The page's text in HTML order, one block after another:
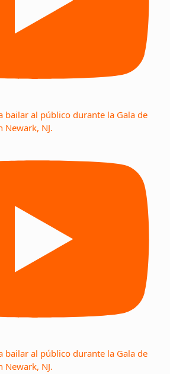
bailar al público durante la Gala de
Newark, NJ.
bailar al público durante la Gala de
Newark, NJ.